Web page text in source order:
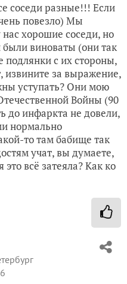
соседи разные!!! Если
повезло) Мы
хорошие соседи, но
были виноваты (они так
подлянки с их стороны,
извините за выражение,
уступать? Они мою
Войны (90
до инфаркта не довели,
нормально
то там бабище так
учат, вы думаете,
всё затеяла? Как ко